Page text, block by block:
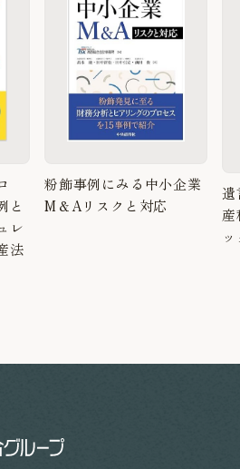
と
レ
法
粉飾事例にみる中小企業
M＆Aリスクと対応
遺